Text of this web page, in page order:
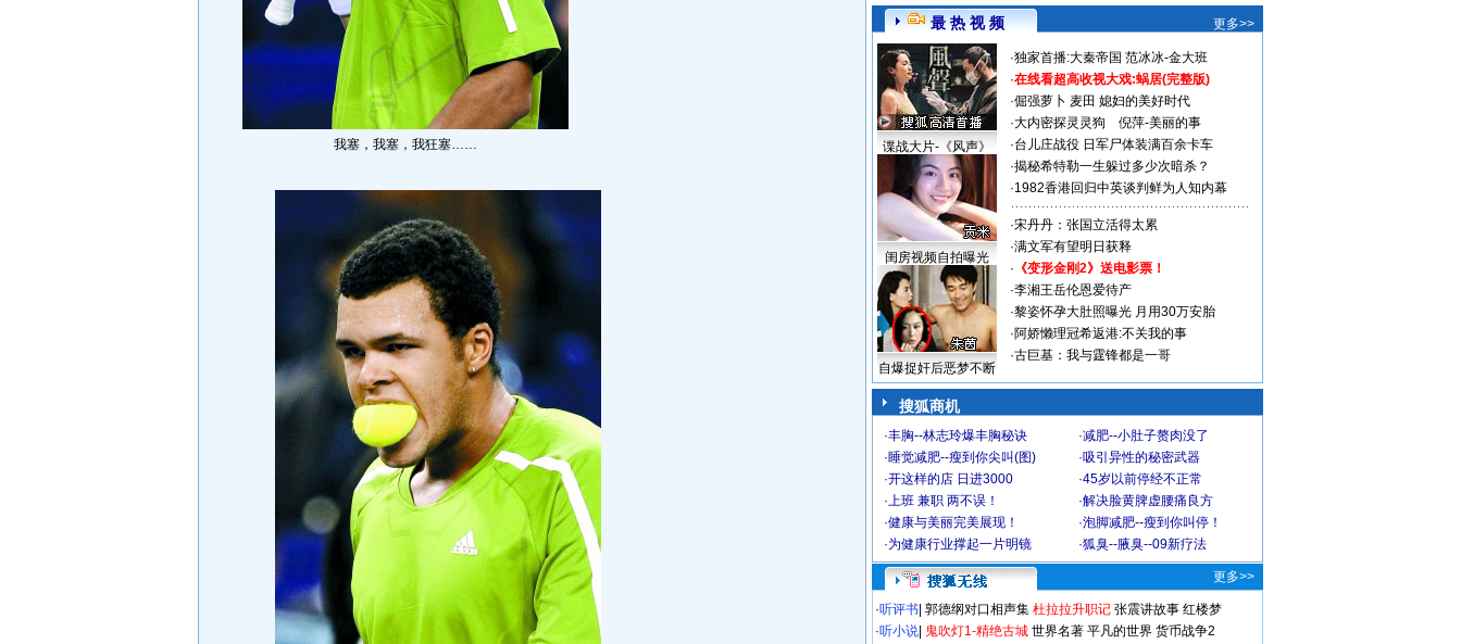
我塞，我塞，我狂塞……
最 热 视 频 更多>>
谍战大片-《风声》
闺房视频自拍曝光
自爆捉奸后恶梦不断
·独家首播:大秦帝国 范冰冰-金大班
·在线看超高收视大戏:蜗居(完整版)
·倔强萝卜 麦田 媳妇的美好时代
·大内密探灵灵狗
倪萍-美丽的事
·台儿庄战役 日军尸体装满百余卡车
·揭秘希特勒一生躲过多少次暗杀？
·1982香港回归中英谈判鲜为人知内幕
·宋丹丹：张国立活得太累
·满文军有望明日获释
· 《变形金刚2》送电影票！
·李湘王岳伦恩爱待产
·黎姿怀孕大肚照曝光 月用30万安胎
·阿娇懒理冠希返港:不关我的事
·古巨基：我与霆锋都是一哥
搜狐商机
·丰胸--林志玲爆丰胸秘诀 ·减肥--小肚子赘肉没了
·睡觉减肥--瘦到你尖叫(图) ·吸引异性的秘密武器
·开这样的店 日进3000 ·45岁以前停经不正常
·上班 兼职 两不误！ ·解决脸黄脾虚腰痛良方
·健康与美丽完美展现！ ·泡脚减肥--瘦到你叫停！
·为健康行业撑起一片明镜 ·狐臭--腋臭--09新疗法
更多>>
·听评书 郭德纲对口相声集 杜拉拉升职记 张震讲故事 红楼梦
·听小说 鬼吹灯1-精绝古城 世界名著 平凡的世界 货币战争2